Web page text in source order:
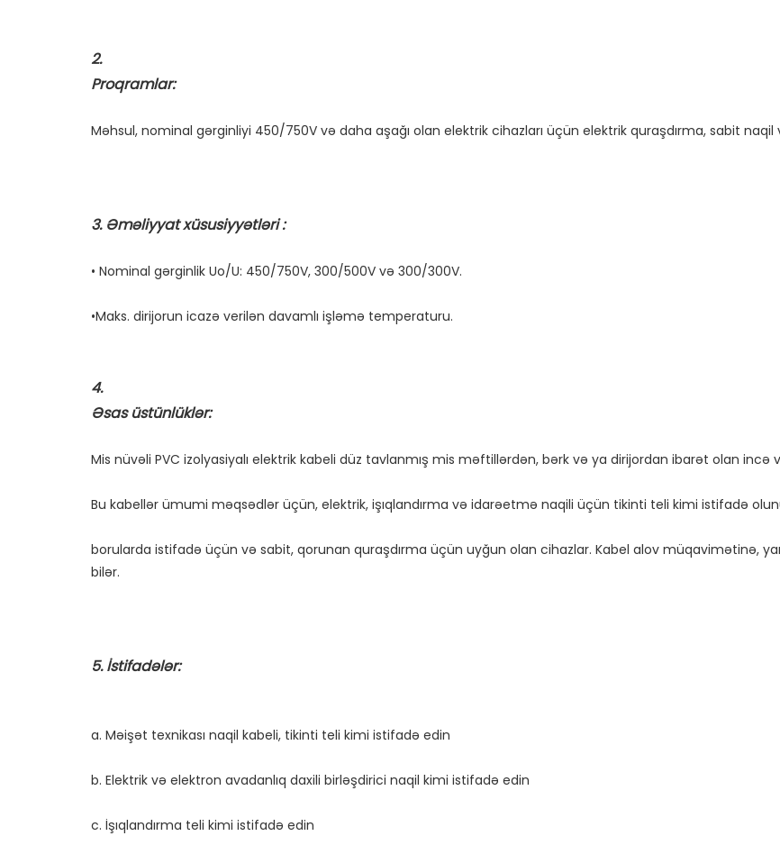
2.
Proqramlar:
3. Əməliyyat xüsusiyyətləri :
Əsas üstünlüklər:
borularda istifadə üçün və sabit, qorunan quraşdırma üçün uyğun olan cihazlar. Kabel alov müqavimətinə,
5. İstifadələr: